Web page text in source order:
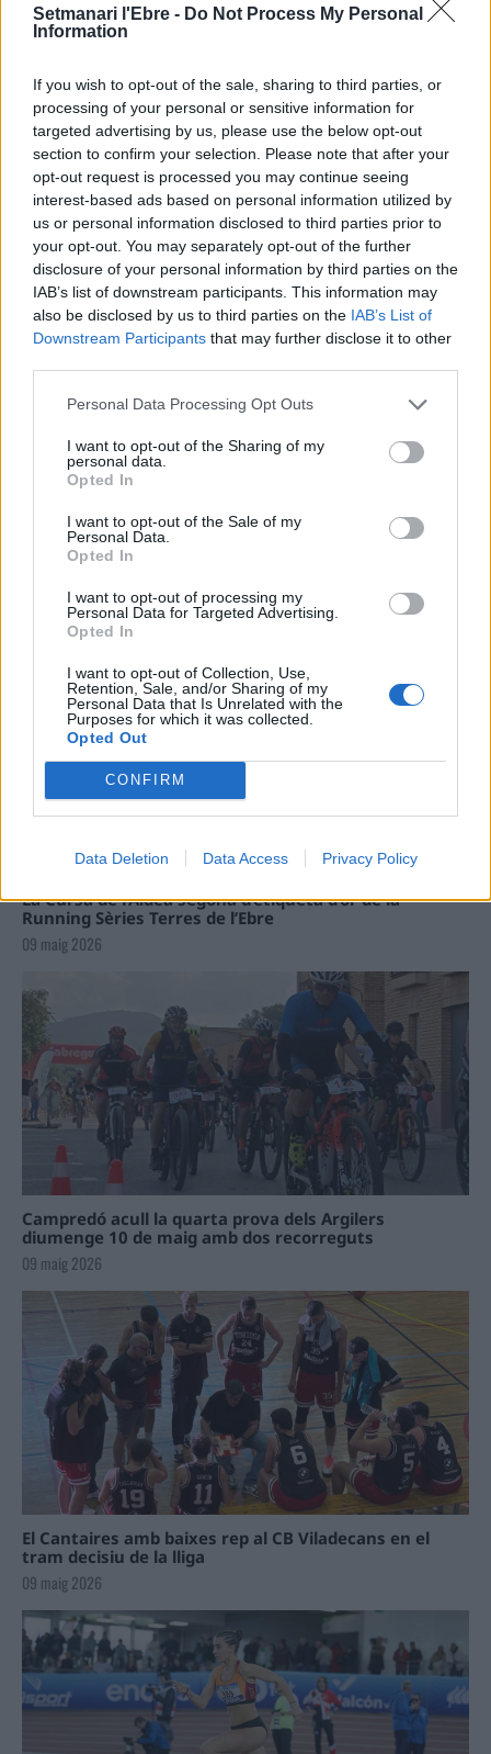
Setmanari l'Ebre - Do Not Process My Personal
Information
If you wish to opt-out of the sale, sharing to third parties, or
processing of your personal or sensitive information for
targeted advertising by us, please use the below opt-out
section to confirm your selection. Please note that after your
opt-out request is processed you may continue seeing
interest-based ads based on personal information utilized by
us or personal information disclosed to third parties prior to
your opt-out. You may separately opt-out of the further
disclosure of your personal information by third parties on the
IAB’s list of downstream participants. This information may
also be disclosed by us to third parties on the IAB’s List of
Downstream Participants that may further disclose it to other
Personal Data Processing Opt Outs
I want to opt-out of the Sharing of my
personal data.
Opted In
I want to opt-out of the Sale of my
Personal Data.
Opted In
I want to opt-out of processing my
Personal Data for Targeted Advertising.
Opted In
I want to opt-out of Collection, Use,
Retention, Sale, and/or Sharing of my
Personal Data that Is Unrelated with the
Purposes for which it was collected.
Opted Out
CONFIRM
Data Deletion Data Access Privacy Policy
recerca sobre l’astre rei en el segon
L’Ajuntament de Tortosa amplia el
termini de les obres de l’aparcament
dels terrenys de Renfe per les altes
temperatures
7 d'agost de 2026
Amposta recupera les Cases del Castell
i culmina un projecte estratègic que
vincula patrimoni, turisme i
gastronomia
6 d'agost de 2026
enguany amb més modistes i gairebé
31 de juliol de 2026
La Cursa de l’Aldea segona d’etiqueta d’or de la
Running Sèries Terres de l’Ebre
09 maig 2026
Campredó acull la quarta prova dels Argilers
diumenge 10 de maig amb dos recorreguts
09 maig 2026
El Cantaires amb baixes rep al CB Viladecans en el
tram decisiu de la lliga
09 maig 2026